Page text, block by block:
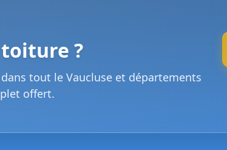
?
tout le Vaucluse et départements
offert.